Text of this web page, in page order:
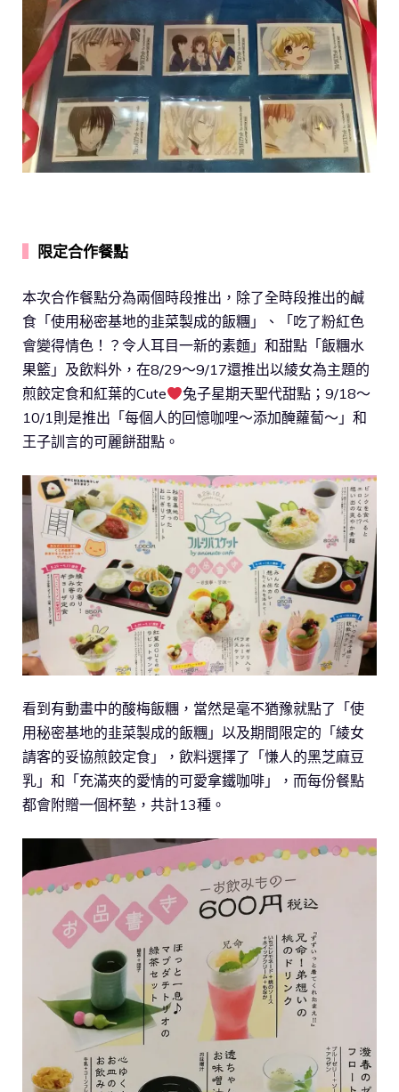
限定合作餐點
本次合作餐點分為兩個時段推出，除了全時段推出的鹹
食「使用秘密基地的韭菜製成的飯糰」、「吃了粉紅色
會變得情色！？令人耳目一新的素麵」和甜點「飯糰水
果籃」及飲料外，在8/29～9/17還推出以綾女為主題的
煎餃定食和紅葉的Cute
兔子星期天聖代甜點；9/18～
10/1則是推出「每個人的回憶咖哩～添加醃蘿蔔～」和
王子訓言的可麗餅甜點。
看到有動畫中的酸梅飯糰，當然是毫不猶豫就點了「使
用秘密基地的韭菜製成的飯糰」以及期間限定的「綾女
請客的妥協煎餃定食」，飲料選擇了「慊人的黑芝麻豆
乳」和「充滿夾的愛情的可愛拿鐵咖啡」，而每份餐點
都會附贈一個杯墊，共計13種。